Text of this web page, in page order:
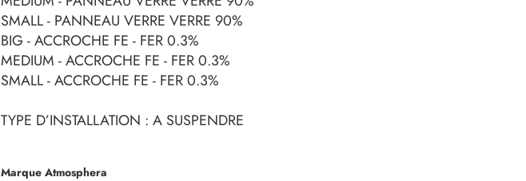
SMALL - PANNEAU VERRE VERRE 90%
BIG - ACCROCHE FE - FER 0.3%
MEDIUM - ACCROCHE FE - FER 0.3%
SMALL - ACCROCHE FE - FER 0.3%
TYPE D’INSTALLATION : A SUSPENDRE
Marque Atmosphera